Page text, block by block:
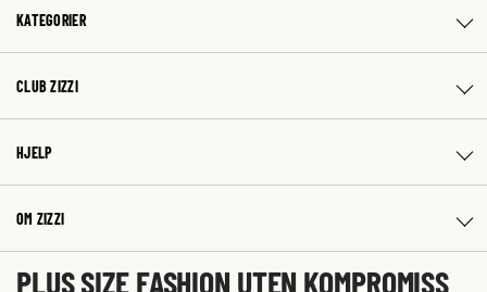
KATEGORIER
CLUB ZIZZI
HJELP
OM ZIZZI
PLUS SIZE FASHION UTEN KOMPROMISS